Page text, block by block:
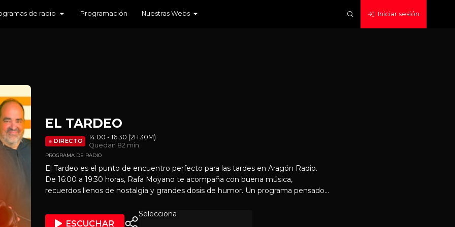
de radio Programación Nuestras Webs Iniciar sesión
EL TARDEO
DIRECTO
14:00 - 16:30 (2H 30M)
Quedan 82 min
PROGRAMA DE RADIO
El Tardeo es el punto de encuentro perfecto para las tardes en Aragón Radio.
De 16:00 a 19:30 horas, Rafa Moyano te acompaña con buena música,
recuerdos llenos de nostalgia y grandes dosis de humor. Un programa pensado
disfrutando de un rato de relax. Dos horas y media de radio que invitan a
desconectar, sonreír y compartir.
ESCUCHAR
Selecciona